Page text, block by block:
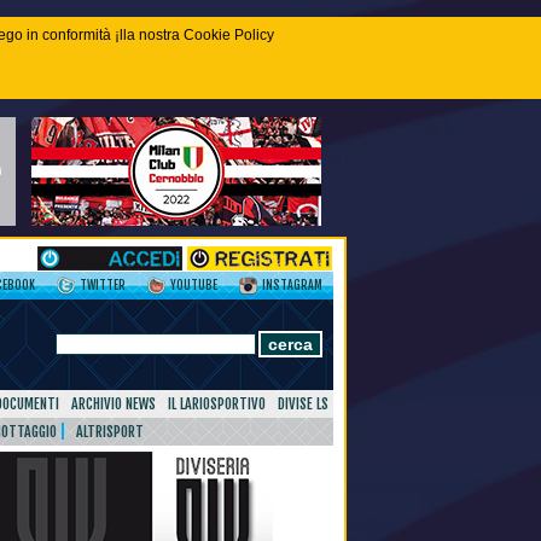
in conformità ¡lla nostra Cookie Policy
TWITTER YOUTUBE INSTAGRAM
ARCHIVIO NEWS IL LARIOSPORTIVO
DIVISE LS
ALTRISPORT